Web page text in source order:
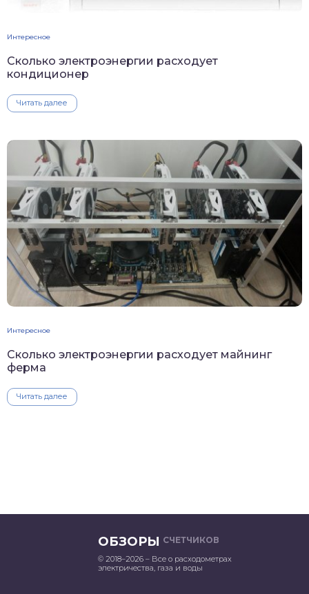
Интересное
Сколько электроэнергии расходует
кондиционер
Читать далее
Интересное
Сколько электроэнергии расходует майнинг
ферма
Читать далее
ОБЗОРЫ СЧЕТЧИКОВ
© 2018–2026 – Все о расходометрах
электричества, газа и воды